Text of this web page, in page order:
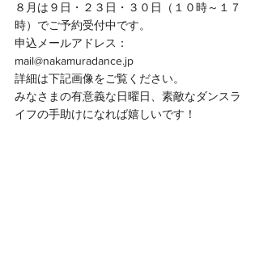
８月は９日・２３日・３０日（１０時～１７
時）でご予約受付中です。
申込メールアドレス：
mail@nakamuradance.jp
詳細は下記画像をご覧ください。
みなさまの有意義な日曜日、素敵なダンスラ
イフの手助けになれば嬉しいです！